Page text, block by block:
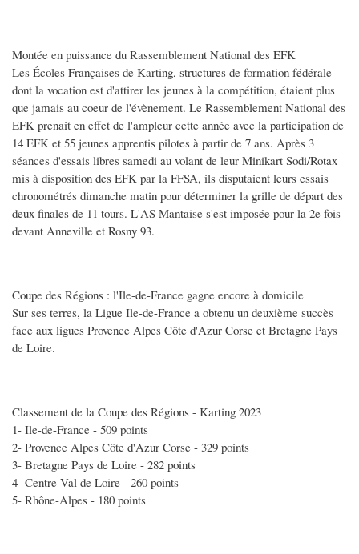
Montée en puissance du Rassemblement National des EFK
Les Écoles Françaises de Karting, structures de formation fédérale
dont la vocation est d'attirer les jeunes à la compétition, étaient plus
que jamais au coeur de l'évènement. Le Rassemblement National des
EFK prenait en effet de l'ampleur cette année avec la participation de
14 EFK et 55 jeunes apprentis pilotes à partir de 7 ans. Après 3
séances d'essais libres samedi au volant de leur Minikart Sodi/Rotax
mis à disposition des EFK par la FFSA, ils disputaient leurs essais
chronométrés dimanche matin pour déterminer la grille de départ des
deux finales de 11 tours. L'AS Mantaise s'est imposée pour la 2e fois
devant Anneville et Rosny 93.
Coupe des Régions : l'Ile-de-France gagne encore à domicile
Sur ses terres, la Ligue Ile-de-France a obtenu un deuxième succès
face aux ligues Provence Alpes Côte d'Azur Corse et Bretagne Pays
de Loire.
Classement de la Coupe des Régions - Karting 2023
1- Ile-de-France - 509 points
2- Provence Alpes Côte d'Azur Corse - 329 points
3- Bretagne Pays de Loire - 282 points
4- Centre Val de Loire - 260 points
5- Rhône-Alpes - 180 points